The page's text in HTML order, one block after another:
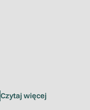
Czytaj więcej